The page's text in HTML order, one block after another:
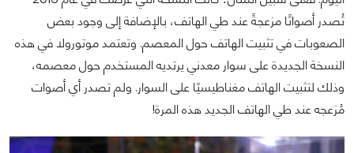
تُصدر أصواتًا مزعجةً عند طي الهاتف، بالإضافة إلى وجود بعض
الصعوبات في تثبيت الهاتف حول المعصم. وتعتمد موتورولا في هذه
النسخة الجديدة على سوار معدني يرتديه المستخدم حول معصمه،
وذلك لتثبيت الهاتف مغناطيسيًا على السوار. ولم تصدر أي أصوات
مُزعجه عند طي الهاتف الجديد هذه المرة!